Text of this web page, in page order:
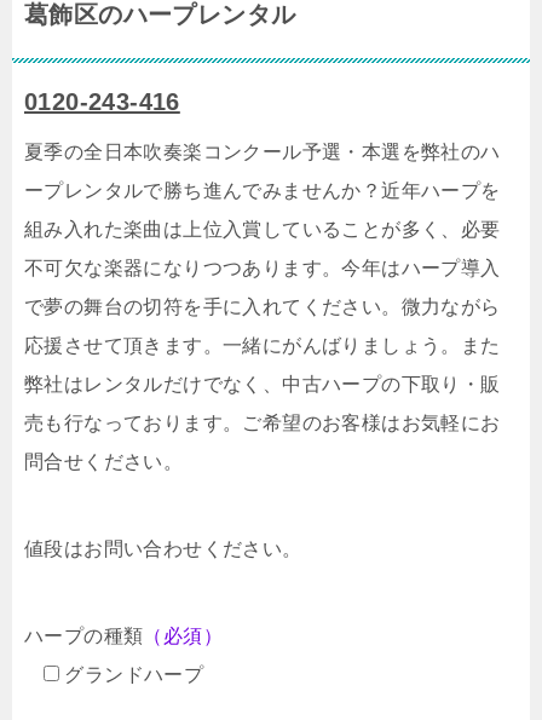
葛飾区のハープレンタル
0120-243-416
夏季の全日本吹奏楽コンクール予選・本選を弊社のハ
ープレンタルで勝ち進んでみませんか？近年ハープを
組み入れた楽曲は上位入賞していることが多く、必要
不可欠な楽器になりつつあります。今年はハープ導入
で夢の舞台の切符を手に入れてください。微力ながら
応援させて頂きます。一緒にがんばりましょう。また
弊社はレンタルだけでなく、中古ハープの下取り・販
売も行なっております。ご希望のお客様はお気軽にお
問合せください。
値段はお問い合わせください。
ハープの種類 （必須）
グランドハープ